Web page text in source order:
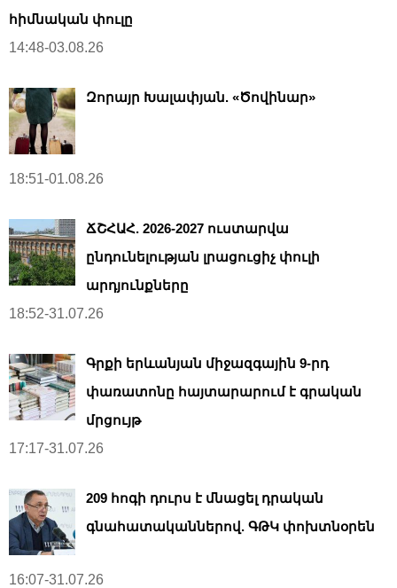
հիմնական փուլը
14:48-03.08.26
Զորայր Խալափյան. «Ծովինար»
18:51-01.08.26
ՃՇՀԱՀ. 2026-2027 ուստարվա
ընդունելության լրացուցիչ փուլի
արդյունքները
18:52-31.07.26
Գրքի երևանյան միջազգային 9-րդ
փառատոնը հայտարարում է գրական
մրցույթ
17:17-31.07.26
209 հոգի դուրս է մնացել դրական
գնահատականներով. ԳԹԿ փոխտնօրեն
16:07-31.07.26